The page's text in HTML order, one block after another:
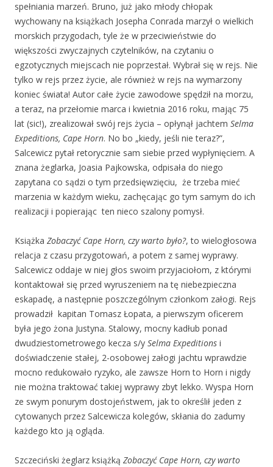
spełniania marzeń. Bruno, już jako młody chłopak
wychowany na książkach Josepha Conrada marzył o wielkich
morskich przygodach, tyle że w przeciwieństwie do
większości zwyczajnych czytelników, na czytaniu o
egzotycznych miejscach nie poprzestał. Wybrał się w rejs. Nie
tylko w rejs przez życie, ale również w rejs na wymarzony
koniec świata! Autor całe życie zawodowe spędził na morzu,
a teraz, na przełomie marca i kwietnia 2016 roku, mając 75
lat (sic!), zrealizował swój rejs życia – opłynął jachtem Selma
Expeditions, Cape Horn. No bo „kiedy, jeśli nie teraz?”,
Salcewicz pytał retorycznie sam siebie przed wypłynięciem. A
znana żeglarka, Joasia Pajkowska, odpisała do niego
zapytana co sądzi o tym przedsięwzięciu, że trzeba mieć
marzenia w każdym wieku, zachęcając go tym samym do ich
realizacji i popierając ten nieco szalony pomysł.
Książka Zobaczyć Cape Horn, czy warto było?, to wielogłosowa
relacja z czasu przygotowań, a potem z samej wyprawy.
Salcewicz oddaje w niej głos swoim przyjaciołom, z którymi
kontaktował się przed wyruszeniem na tę niebezpieczna
eskapadę, a następnie poszczególnym członkom załogi. Rejs
prowadził kapitan Tomasz Łopata, a pierwszym oficerem
była jego żona Justyna. Stalowy, mocny kadłub ponad
dwudziestometrowego kecza s/y Selma Expeditions i
doświadczenie stałej, 2-osobowej załogi jachtu wprawdzie
mocno redukowało ryzyko, ale zawsze Horn to Horn i nigdy
nie można traktować takiej wyprawy zbyt lekko. Wyspa Horn
ze swym ponurym dostojeństwem, jak to określił jeden z
cytowanych przez Salcewicza kolegów, skłania do zadumy
każdego kto ją ogląda.
Szczeciński żeglarz książką Zobaczyć Cape Horn, czy warto